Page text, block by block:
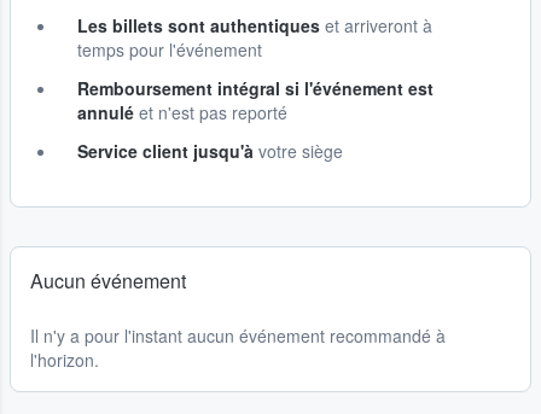
Les billets sont authentiques et arriveront à
temps pour l'événement
Remboursement intégral si l'événement est
annulé et n'est pas reporté
Service client jusqu'à votre siège
Aucun événement
Il n'y a pour l'instant aucun événement recommandé à
l'horizon.